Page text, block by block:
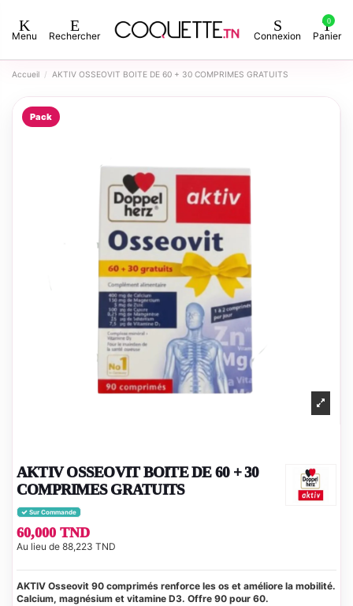
Menu Rechercher Connexion
0
Panier
Accueil AKTIV OSSEOVIT BOITE DE 60 + 30 COMPRIMES GRATUITS
Pack
AKTIV OSSEOVIT BOITE DE 60 + 30
COMPRIMES GRATUITS
Sur Commande
60,000 TND
Au lieu de 88,223 TND
AKTIV Osseovit 90 comprimés renforce les os et améliore la mobilité.
Calcium, magnésium et vitamine D3. Offre 90 pour 60.